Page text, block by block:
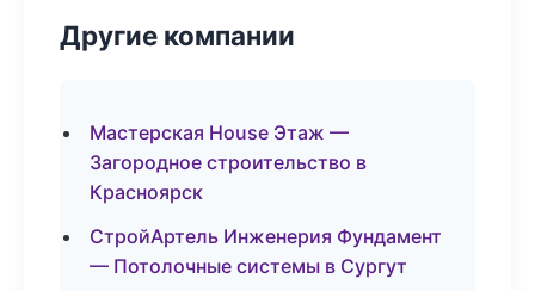
Другие компании
Мастерская House Этаж —
Загородное строительство в
Красноярск
СтройАртель Инженерия Фундамент
— Потолочные системы в Сургут